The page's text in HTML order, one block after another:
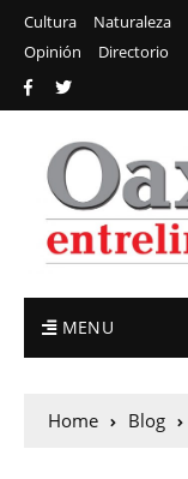
Cultura Naturaleza
Opinión
Directorio
MENU
Home Blog